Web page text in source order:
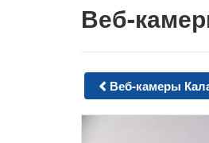
Веб-
Веб-камеры